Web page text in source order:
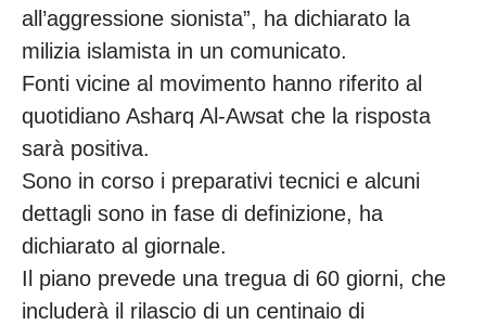
all’aggressione sionista”, ha dichiarato la
milizia islamista in un comunicato.
Fonti vicine al movimento hanno riferito al
quotidiano Asharq Al-Awsat che la risposta
sarà positiva.
Sono in corso i preparativi tecnici e alcuni
dettagli sono in fase di definizione, ha
dichiarato al giornale.
Il piano prevede una tregua di 60 giorni, che
includerà il rilascio di un centinaio di